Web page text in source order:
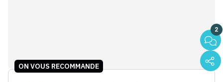
2
ON VOUS RECOMMANDE